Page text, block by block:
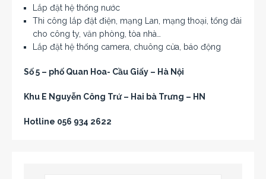
Lắp đặt hệ thống nước
Thi công lắp đặt điện, mạng Lan, mạng thoại, tổng đài
cho công ty, văn phòng, tòa nhà…
Lắp đặt hệ thống camera, chuông cửa, báo động
Số 5 – phố Quan Hoa- Cầu Giấy – Hà Nội
Khu E Nguyễn Công Trứ – Hai bà Trưng – HN
Hotline 056 934 2622